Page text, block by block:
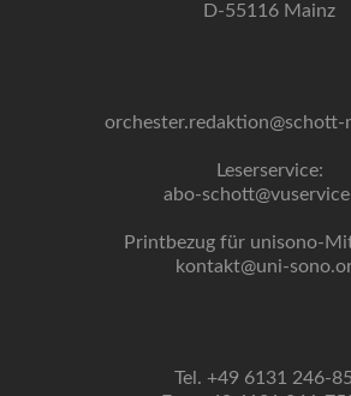
D-55116 Mainz
orchester.redaktion@schott-
Leserservice:
abo-
Printbezug für unisono-
kontakt@uni-
Tel. +49 6131 246-